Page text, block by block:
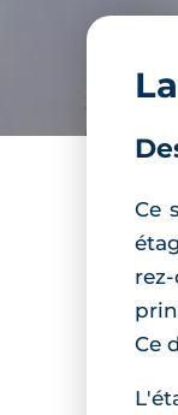
Ce
Ce